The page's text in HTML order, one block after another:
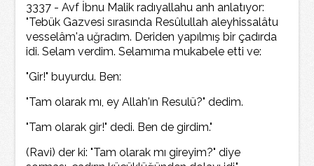
3337 - Avf İbnu Malik radıyallahu anh anlatıyor:
"Tebük Gazvesi sırasında Resûlullah aleyhissalâtu
vesselâm'a uğradım. Deriden yapılmış bir çadırda
idi. Selam verdim. Selamıma mukabele etti ve:
"Gir!" buyurdu. Ben:
"Tam olarak mı, ey Allah'ın Resulü?" dedim.
"Tam olarak gir!" dedi. Ben de girdim."
(Ravi) der ki: "Tam olarak mı gireyim?" diye